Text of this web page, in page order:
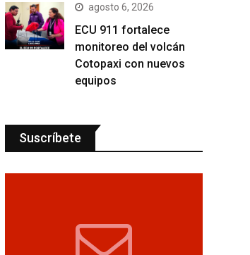
agosto 6, 2026
ECU 911 fortalece
monitoreo del volcán
Cotopaxi con nuevos
equipos
Suscríbete